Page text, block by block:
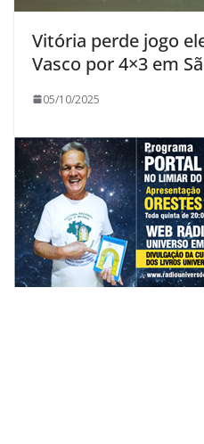
Vitória perde jogo
Vasco por 4×3 em
05/10/2025